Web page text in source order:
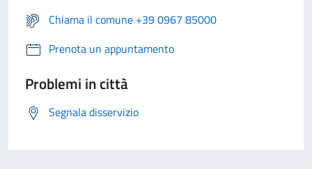
Chiama il comune +39 0967 85000
Prenota un appuntamento
Problemi in città
Segnala disservizio